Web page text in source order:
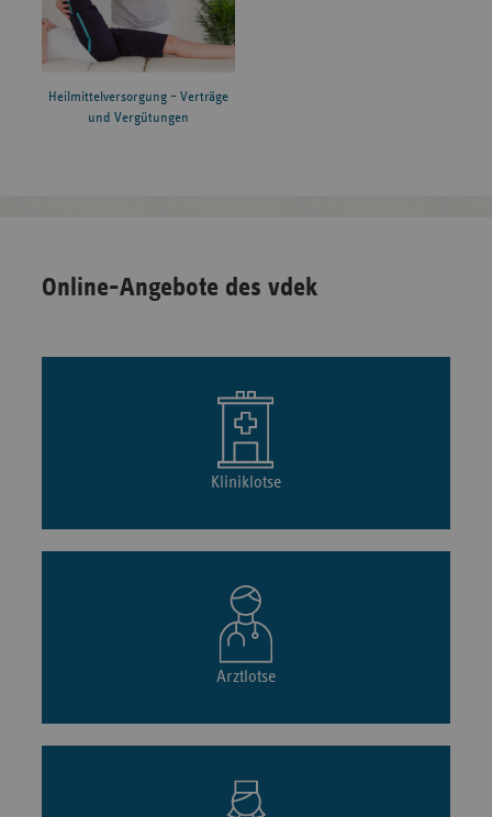
Heilmittelversorgung – Verträge
und Vergütungen
Online-Angebote des vdek
Kliniklotse
Arztlotse